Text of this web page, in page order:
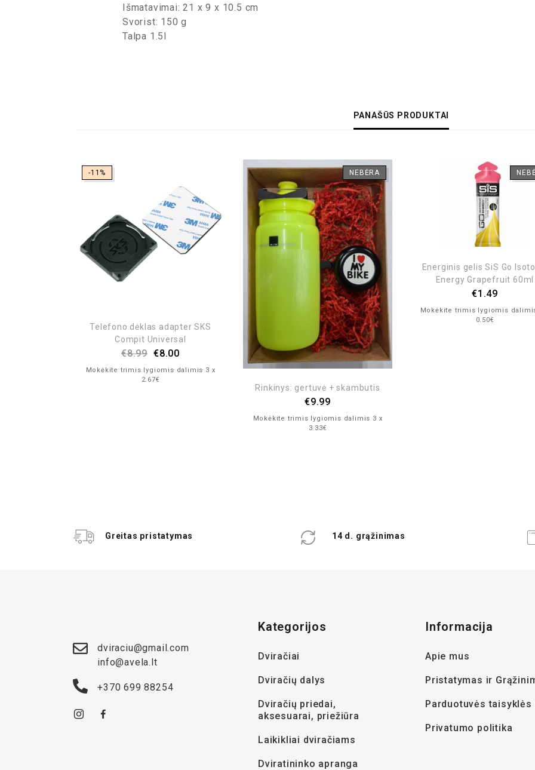
Išmatavimai: 21 x 9 x 10.5 cm
Svorist: 150 g
Talpa 1.5l
PANAŠŪS PRODUKTAI
-11%
Telefono dėklas adapter SKS
Compit Universal
€8.99 €8.00
Mokėkite trimis lygiomis dalimis 3 x
2.67€
NEBĖRA
Rinkinys: gertuvė + skambutis
€9.99
Mokėkite trimis lygiomis dalimis 3 x
3.33€
Energinis gelis SiS Go
Energy Grapefruit 60ml
€1.49
Mokėkite trimis lygiomis
0.50€
Greitas pristatymas 14 d. grąžinimas
dviraciu@gmail.com
info@avela.lt
+370 699 88254
Kategorijos
Dviračiai
Dviračių dalys
Dviračių priedai,
aksesuarai, priežiūra
Laikikliai dviračiams
Dviratininko apranga
Informacija
Apie mus
Pristatymas ir
Parduotuvės taisyklės
Privatumo politika